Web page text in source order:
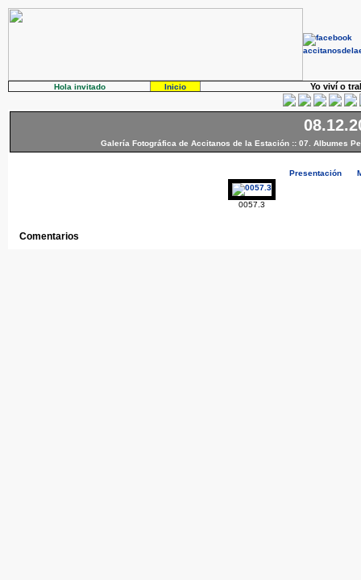
Hola invitado Inicio Yo viví o
Galería Fotográfica de Accitanos de la Estación :: 07. Albumes
Presentación
0057.3
Comentarios